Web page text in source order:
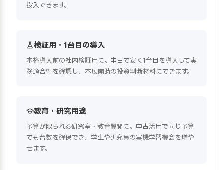
投入できます。
検証用・1台目の導入
本格導入前の社内検証用に。中古で安く1台目を導入して実
務適合性を確認し、本展開時の投資判断材料にできます。
教育・研究用途
予算が限られる研究室・教育機関に。中古活用で同じ予算
でも台数を確保でき、学生や研究員の実機学習機会を増や
せます。